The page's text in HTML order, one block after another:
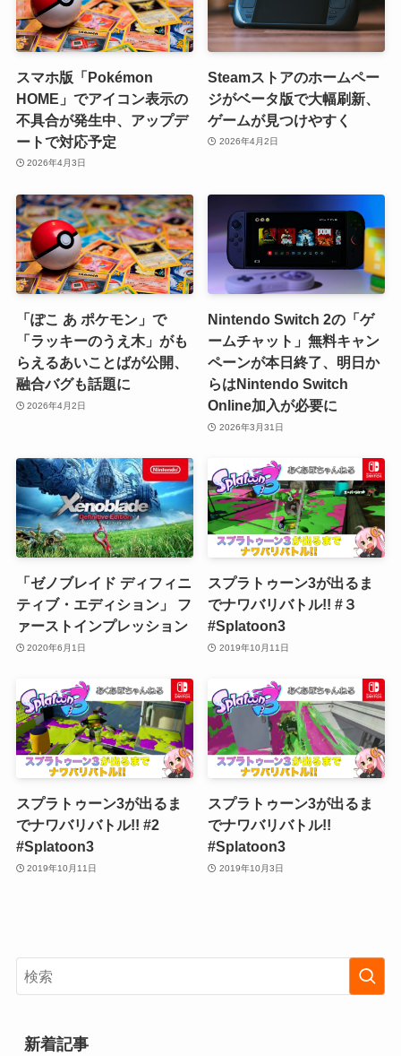
スマホ版「Pokémon
HOME」でアイコン表示の
不具合が発生中、アップデ
ートで対応予定
2026年4月3日
Steamストアのホームペー
ジがベータ版で大幅刷新、
ゲームが見つけやすく
2026年4月2日
「ぽこ あ ポケモン」で
「ラッキーのうえ木」がも
らえるあいことばが公開、
融合バグも話題に
2026年4月2日
Nintendo Switch 2の「ゲ
ームチャット」無料キャン
ペーンが本日終了、明日か
らはNintendo Switch
Online加入が必要に
2026年3月31日
「ゼノブレイド ディフィニ
ティブ・エディション」 フ
ァーストインプレッション
2020年6月1日
スプラトゥーン3が出るま
でナワバリバトル!! #３
#Splatoon3
2019年10月11日
スプラトゥーン3が出るま
でナワバリバトル!! #2
#Splatoon3
2019年10月11日
スプラトゥーン3が出るま
でナワバリバトル!!
#Splatoon3
2019年10月3日
新着記事